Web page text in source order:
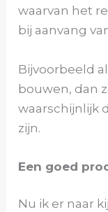
waarvan het
bij aanvang
Bijvoorbeeld
bouwen, dan
waarschijnlijk
zijn.
Een goed
Nu ik er naar